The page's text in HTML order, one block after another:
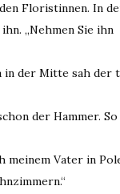
Floristinnen. In
„Nehmen Sie
der Mitte sah der
der Hammer.
Vater in